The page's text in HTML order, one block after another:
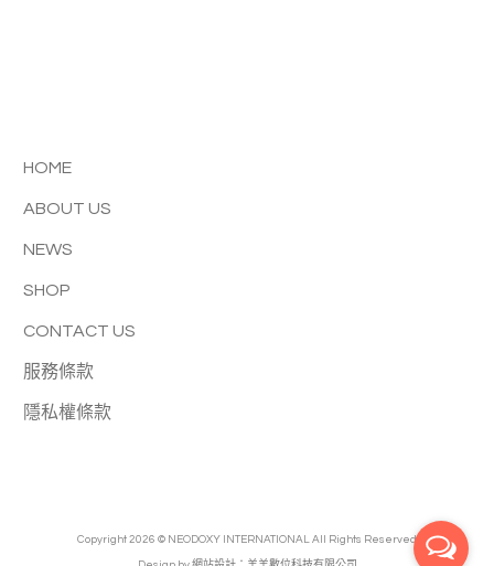
HOME
ABOUT US
NEWS
SHOP
CONTACT US
服務條款
隱私權條款
Copyright 2026 © NEODOXY INTERNATIONAL All Rights Reserved.